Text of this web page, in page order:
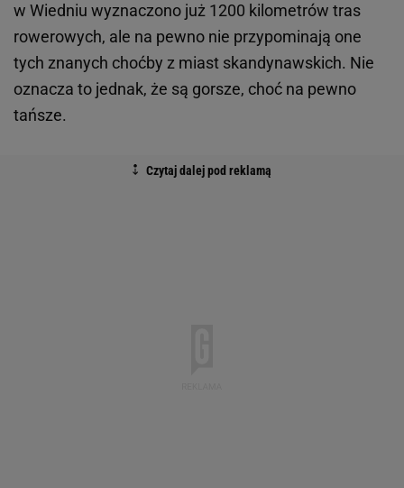
w Wiedniu wyznaczono już 1200 kilometrów tras
rowerowych, ale na pewno nie przypominają one
tych znanych choćby z miast skandynawskich. Nie
oznacza to jednak, że są gorsze, choć na pewno
tańsze.